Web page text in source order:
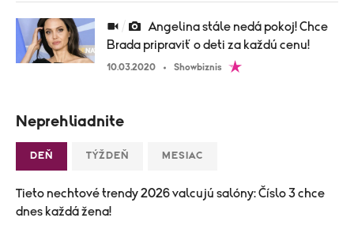
Brada pripraviť o deti za každú cenu!
10.03.2020 Showbiznis
Neprehliadnite
DEŇ TÝŽDEŇ MESIAC
Tieto nechtové trendy 2026 valcujú salóny: Číslo 3 chce
dnes každá žena!